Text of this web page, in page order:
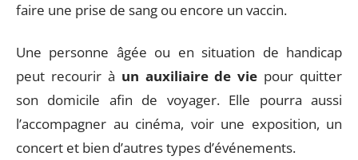
faire une prise de sang ou encore un vaccin.
Une personne âgée ou en situation de handicap
peut recourir à un auxiliaire de vie pour quitter
son domicile afin de voyager. Elle pourra aussi
l’accompagner au cinéma, voir une exposition, un
concert et bien d’autres types d’événements.